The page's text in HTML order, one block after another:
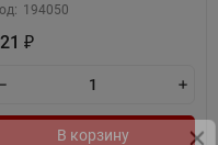
194050
₽
В корзину